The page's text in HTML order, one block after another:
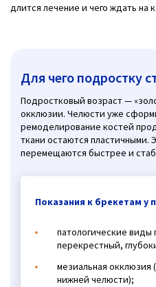
длится лечение и чего ждать на
Для чего подростку
Подростковый возраст —
окклюзии. Челюсти уже
ремоделирование костей
ткани остаются пластичными.
перемещаются быстрее и
Показания к брекетам у
патологические виды
перекрестный,
мезиальная окклюзия
нижней челюсти);